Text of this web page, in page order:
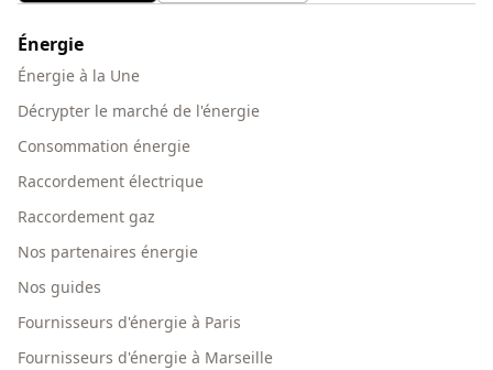
Énergie
Énergie à la Une
Décrypter le marché de l'énergie
Consommation énergie
Raccordement électrique
Raccordement gaz
Nos partenaires énergie
Nos guides
Fournisseurs d'énergie à Paris
Fournisseurs d'énergie à Marseille